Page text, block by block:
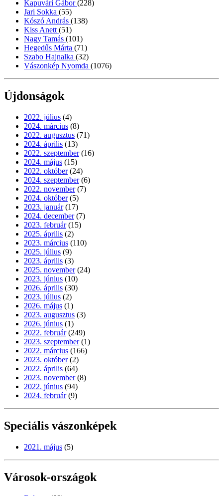
Kapuvári Gábor(228)
Jari Sokka (55)
Kószó András (138)
Kiss Anett (51)
Nagy Tamás (101)
Hegedűs Márta (71)
Szabo Hajnalka (32)
Vászonkép Nyomda (1076)
Újdonságok
2022. július (4)
2024. március (8)
2022. augusztus (71)
2024. április (13)
2022. szeptember (16)
2024. május (15)
2022. október (24)
2024. szeptember (6)
2022. november (7)
2024. október (5)
2023. január (17)
2024. december (7)
2023. február (15)
2025. április (2)
2023. március (110)
2025. július (9)
2023. április (3)
2025. november (24)
2023. június (10)
2026. április (30)
2023. július (2)
2026. május (1)
2023. augusztus (3)
2026. június (1)
2022. február (249)
2023. szeptember (1)
2022. március (166)
2023. október (2)
2022. április (64)
2023. november (8)
2022. június (94)
2024. február (9)
Speciális vászonképek
2021. május (5)
Városok-országok